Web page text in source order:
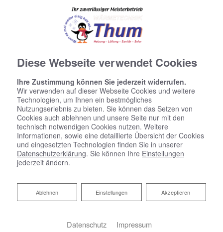
Diese Webseite verwendet Cookies
Ihre Zustimmung können Sie jederzeit widerrufen.
Wir verwenden auf dieser Webseite Cookies und weitere
Technologien, um Ihnen ein bestmögliches
Nutzungserlebnis zu bieten. Sie können das Setzen von
Cookies auch ablehnen und unsere Seite nur mit den
technisch notwendigen Cookies nutzen. Weitere
Informationen, sowie eine detaillierte Übersicht der Cookies
und eingesetzten Technologien finden Sie in unserer
Datenschutzerklärung. Sie können Ihre Einstellungen
jederzeit ändern.
Akzeptieren
Einstellungen
Ablehnen
Ablehnen
Datenschutz Impressum